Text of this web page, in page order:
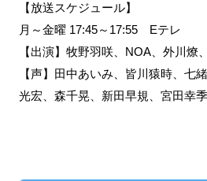
【放送スケジュール】
月～金曜 17:45～17:55 Eテレ
【出演】牧野羽咲、NOA、外川燎
【声】田中あいみ、皆川猿時、七
光宏、森千晃、新田早規、宮田幸季